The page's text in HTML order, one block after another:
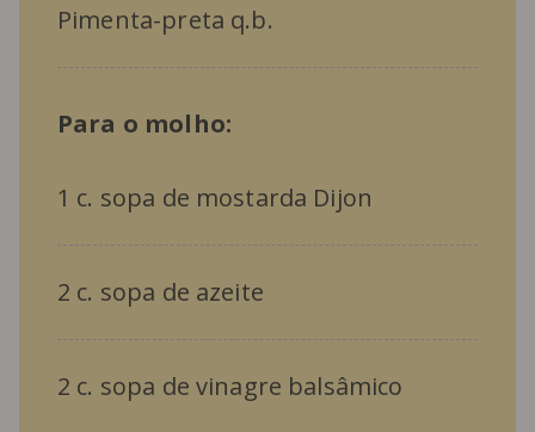
Pimenta-preta q.b.
Para o molho:
1 c. sopa de mostarda Dijon
2 c. sopa de azeite
2 c. sopa de vinagre balsâmico